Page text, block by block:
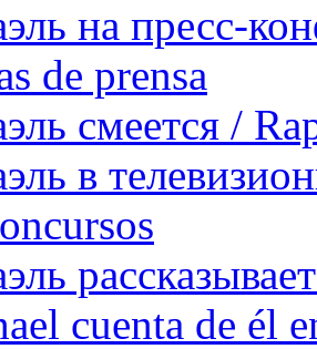
на пресс-
de prensa
смеется /
в
cuenta de él